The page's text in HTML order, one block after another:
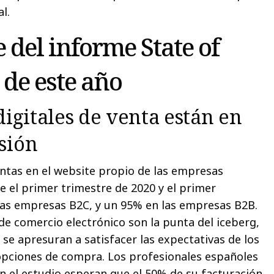
del informe State of
este año
de venta están en
en el website propio de las empresas
el primer trimestre de 2020 y el primer
empresas B2C, y un 95% en las empresas B2B.
comercio electrónico son la punta del iceberg,
apresuran a satisfacer las expectativas de los
de compra. Los profesionales españoles